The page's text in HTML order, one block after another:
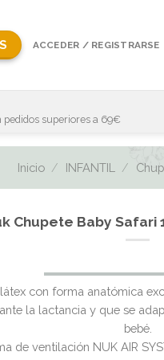
ACCEDER / REGISTRARSE
pedidos superiores a 69€
Inicio / INFANTIL /
Chupete Baby Safari
El
El
con forma anatómica
la lactancia y que se
bebé.
de ventilación NUK AIR